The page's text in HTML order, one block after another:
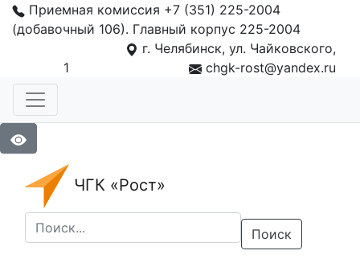
Приемная комиссия +7 (351) 225-2004
(добавочный 106). Главный корпус 225-2004
г. Челябинск, ул. Чайковского,
1
chgk-rost@yandex.ru
ЧГК «Рост»
Поиск